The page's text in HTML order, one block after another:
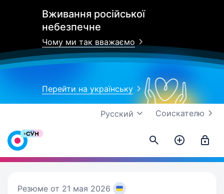
Вживання російської
небезпечне
Чому ми так вважаємо
Перейти на українську
Соискателю
Русский
Резюме от 21 мая 2026